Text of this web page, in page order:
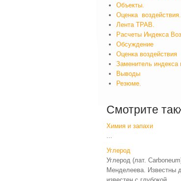
Объекты.
Оценка воздействия.
Лента ТРАВ.
Расчеты Индекса
Обсуждение
Оценка воздействия
Заменитель индекса
Выводы
Резюме.
Смотрите
Химия и запахи
...
Углерод
Углерод (лат.
Менделеева. Известны